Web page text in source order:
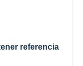
referencia